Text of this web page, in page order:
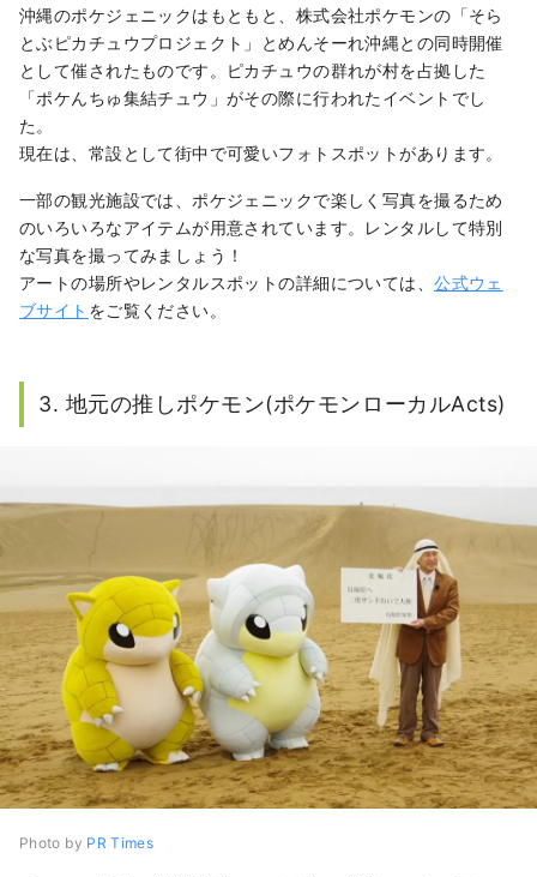
沖縄のポケジェニックはもともと、株式会社ポケモンの「そら
とぶピカチュウプロジェクト」とめんそーれ沖縄との同時開催
として催されたものです。ピカチュウの群れが村を占拠した
「ポケんちゅ集結チュウ」がその際に行われたイベントでし
た。
現在は、常設として街中で可愛いフォトスポットがあります。
一部の観光施設では、ポケジェニックで楽しく写真を撮るため
のいろいろなアイテムが用意されています。レンタルして特別
な写真を撮ってみましょう！
アートの場所やレンタルスポットの詳細については、公式ウェ
ブサイト をご覧ください。
3. 地元の推しポケモン(ポケモンローカルActs)
Photo by PR Times